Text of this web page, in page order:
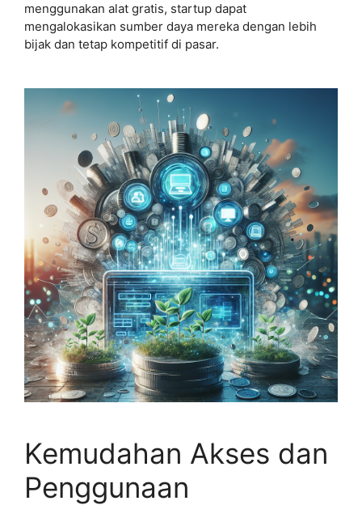
menggunakan alat gratis, startup dapat
mengalokasikan sumber daya mereka dengan lebih
bijak dan tetap kompetitif di pasar.
Kemudahan Akses dan
Penggunaan